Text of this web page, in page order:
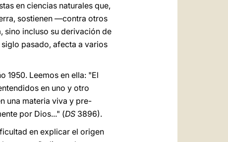
en ciencias naturales que,
sostienen —contra otros
sino incluso su derivación de
pasado, afecta a varios
1950. Leemos en ella: "El
en uno y otro
una materia viva y pre-
por Dios..." (DS 3896).
en explicar el origen